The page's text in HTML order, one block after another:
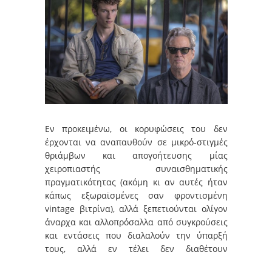
Εν προκειμένω, οι κορυφώσεις του δεν
έρχονται να αναπαυθούν σε μικρό-στιγμές
θριάμβων και απογοήτευσης μίας
χειροπιαστής συναισθηματικής
πραγματικότητας (ακόμη κι αν αυτές ήταν
κάπως εξωραϊσμένες σαν φροντισμένη
vintage βιτρίνα), αλλά ξεπετιούνται ολίγον
άναρχα και αλλοπρόσαλλα από συγκρούσεις
και εντάσεις που διαλαλούν την ύπαρξή
τους, αλλά εν τέλει δεν διαθέτουν